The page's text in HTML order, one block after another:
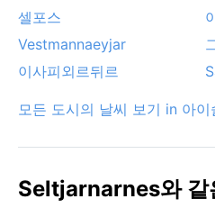
셀포스
Vestmannaeyjar
이사피외르뒤르
모든 도시의 날씨 보기 in 아이
Seltjarnarnes와 같